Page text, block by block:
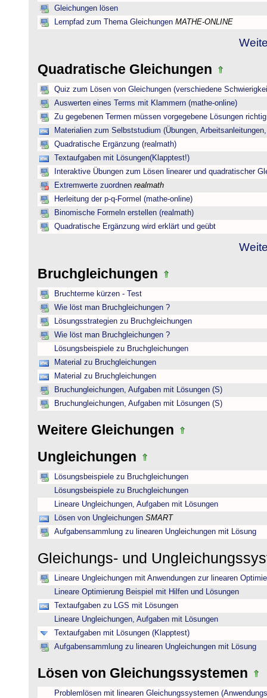
Gleichungen lösen
Lernpfad zum Thema Gleichungen MATHE-ONLINE
Quadratische Gleichungen
Quiz zum Lösen von Gleichungen (verschiedene
Auswerten eines Terms mit Klammern (mathe-online)
Zu gegebenen Termen müssen vorgegebene Lösungen
Materialien zum Selbststudium (Übungen,
Quadratische Ergänzung (realmath)
Textaufgaben mit Lösungen(Klapptest!)
Interaktive Übungen zum Lösen linearer und quadratischer
Extremwerte zuordnen realmath
Herleitung der p-q-Formel (mathe-online)
Binomische Formeln erstellen (realmath)
Quadratische Ergänzung wird erklärt und geübt
Bruchgleichungen
Bruchterme kürzen - Test
Wie löst man Bruchgleichungen ?
Lösungsstrategien zu Bruchgleichungen
Wie löst man Bruchgleichungen ?
Lösungsbeispiele zu Bruchgleichungen
Material zu Bruchgleichungen
Material zu Bruchgleichungen
Bruchungleichungen, Aufgaben mit Lösungen (S)
Bruchungleichungen, Aufgaben mit Lösungen (S)
Weitere Gleichungen
Ungleichungen
Lösungsbeispiele zu Bruchgleichungen
Lösungsbeispiele zu Bruchgleichungen
Lineare Ungleichungen, Aufgaben mit Lösungen
Lösen von Ungleichungen SMART
Aufgabensammlung zu linearen Ungleichungen mit Lösung
Gleichungs- und
Lineare Ungleichungen mit Anwendungen zur linearen
Lineare Optimierung Beispiel mit Hilfen und Lösungen
Textaufgaben zu LGS mit Lösungen
Lineare Ungleichungen, Aufgaben mit Lösungen
Textaufgaben mit Lösungen (Klapptest)
Aufgabensammlung zu linearen Ungleichungen mit Lösung
Lösen von Gleichungssystemen
Problemlösen mit linearen Gleichungssystemen